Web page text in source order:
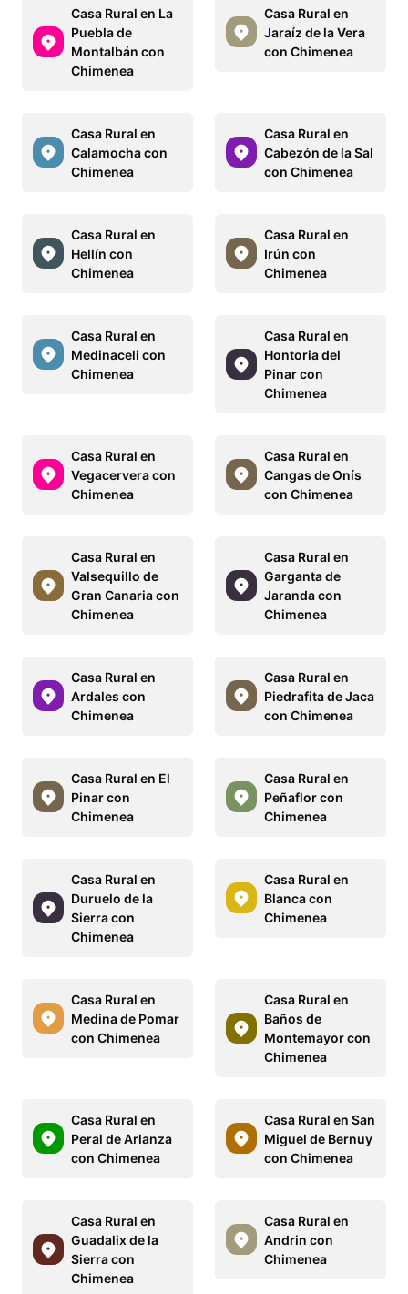
Casa Rural en La
Puebla de
Montalbán con
Chimenea
Casa Rural en
Jaraíz de la Vera
con Chimenea
Casa Rural en
Calamocha con
Chimenea
Casa Rural en
Cabezón de la Sal
con Chimenea
Casa Rural en
Hellín con
Chimenea
Casa Rural en
Irún con
Chimenea
Casa Rural en
Medinaceli con
Chimenea
Casa Rural en
Hontoria del
Pinar con
Chimenea
Casa Rural en
Vegacervera con
Chimenea
Casa Rural en
Cangas de Onís
con Chimenea
Casa Rural en
Valsequillo de
Gran Canaria con
Chimenea
Casa Rural en
Garganta de
Jaranda con
Chimenea
Casa Rural en
Ardales con
Chimenea
Casa Rural en
Piedrafita de Jaca
con Chimenea
Casa Rural en El
Pinar con
Chimenea
Casa Rural en
Peñaflor con
Chimenea
Casa Rural en
Duruelo de la
Sierra con
Chimenea
Casa Rural en
Blanca con
Chimenea
Casa Rural en
Medina de Pomar
con Chimenea
Casa Rural en
Baños de
Montemayor con
Chimenea
Casa Rural en
Peral de Arlanza
con Chimenea
Casa Rural en San
Miguel de Bernuy
con Chimenea
Casa Rural en
Guadalix de la
Sierra con
Chimenea
Casa Rural en
Andrin con
Chimenea